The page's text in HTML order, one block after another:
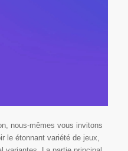
nous-mêmes vous invitons
le étonnant variété de jeux,